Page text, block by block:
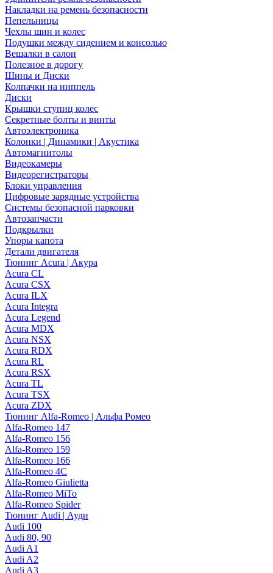
Накладки на ремень безопасности
Пепельницы
Чехлы шин и колес
Подушки между сидением и консолью
Вешалки в салон
Полезное в дорогу
Шины и Диски
Колпачки на ниппель
Диски
Крышки ступиц колес
Секретные болты и винты
Автоэлектроника
Колонки | Динамики | Акустика
Автомагнитолы
Видеокамеры
Видеорегистраторы
Блоки управления
Цифровые зарядные устройства
Системы безопасной парковки
Автозапчасти
Подкрылки
Упоры капота
Детали двигателя
Тюнинг Acura | Акура
Acura CL
Acura CSX
Acura ILX
Acura Integra
Acura Legend
Acura MDX
Acura NSX
Acura RDX
Acura RL
Acura RSX
Acura TL
Acura TSX
Acura ZDX
Тюнинг Alfa-Romeo | Альфа Ромео
Alfa-Romeo 147
Alfa-Romeo 156
Alfa-Romeo 159
Alfa-Romeo 166
Alfa-Romeo 4C
Alfa-Romeo Giulietta
Alfa-Romeo MiTo
Alfa-Romeo Spider
Тюнинг Audi | Ауди
Audi 100
Audi 80, 90
Audi A1
Audi A2
Audi A3